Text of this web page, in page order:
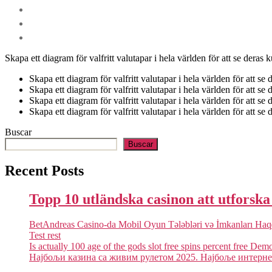
Skapa ett diagram för valfritt valutapar i hela världen för att se deras
Skapa ett diagram för valfritt valutapar i hela världen för att se
Skapa ett diagram för valfritt valutapar i hela världen för att se
Skapa ett diagram för valfritt valutapar i hela världen för att se
Skapa ett diagram för valfritt valutapar i hela världen för att se
Buscar
Buscar
Recent Posts
Topp 10 utländska casinon att
BetAndreas Casino-da Mobil Oyun Tələbləri və İmkanları
Test rest
Is actually 100 age of the gods slot free spins percent free
Најбољи казина са живим рулетом 2025. Најбоље